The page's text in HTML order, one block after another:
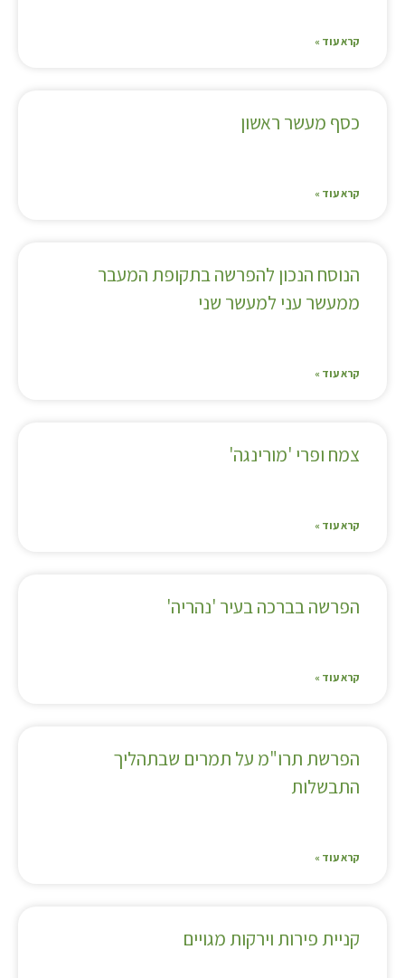
קרא עוד »
כסף מעשר ראשון
קרא עוד »
הנוסח הנכון להפרשה בתקופת המעבר
ממעשר עני למעשר שני
קרא עוד »
צמח ופרי 'מורינגה'
קרא עוד »
הפרשה בברכה בעיר 'נהריה'
קרא עוד »
הפרשת תרו"מ על תמרים שבתהליך
התבשלות
קרא עוד »
קניית פירות וירקות מגויים